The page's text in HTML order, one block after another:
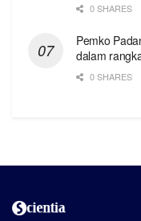
0 SHARES
Pemko
dalam
0 SHARES